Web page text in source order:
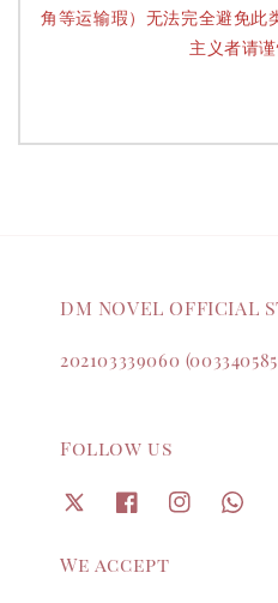
角等运输瑕）无法完全避免此
主义者请
DM NOVEL OFFICIAL
202103339060
Follow us
We accept